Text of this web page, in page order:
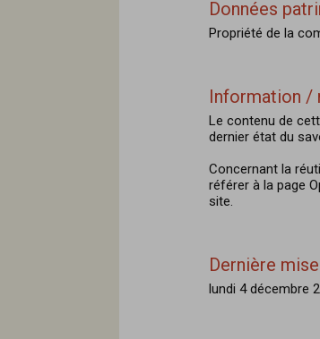
Données
Propriété de la
Information /
Le contenu de
dernier état du
Concernant la
référer à la page
site.
Dernière
lundi 4 décembre